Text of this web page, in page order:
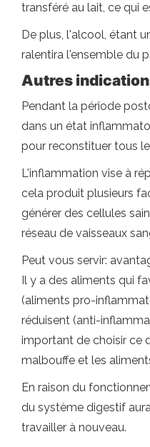
transféré au lait, ce qui
De plus, l'alcool, étant
ralentira l'ensemble du
Autres
Pendant la période
dans un état
pour reconstituer tous
L'inflammation vise à
cela produit plusieurs
générer des cellules
réseau de vaisseaux
Peut vous servir:
Il y a des aliments qui
(aliments pro-
réduisent (anti-
important de choisir ce
malbouffe et les
En raison du
du système digestif
travailler à nouveau.